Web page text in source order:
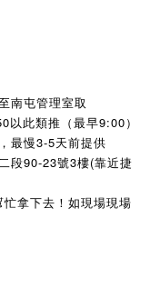
南屯管理室取
此類推（最早9:00）
最慢3-5天前提供
段90-23號3樓(靠近捷
拿下去！ 如現場現場